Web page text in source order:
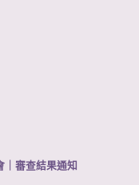
｜審查結果通知